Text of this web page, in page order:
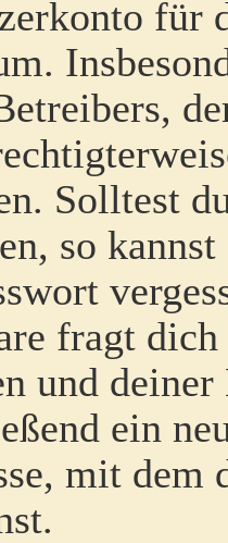
für
Solltest
so
fragt dich
und
ein
mit dem